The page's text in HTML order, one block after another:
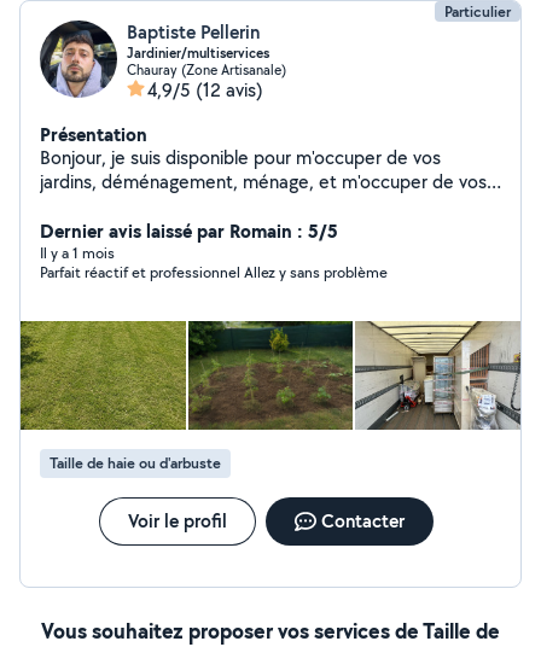
Particulier
Baptiste Pellerin
Jardinier/multiservices
Chauray (Zone Artisanale)
4,9/5 (12 avis)
Présentation
Bonjour, je suis disponible pour m'occuper de vos
jardins, déménagement, ménage, et m'occuper de vos
Dernier avis laissé par Romain : 5/5
Il y a 1 mois
Parfait réactif et professionnel Allez y sans problème
Taille de haie ou d'arbuste
Voir le profil Contacter
Vous souhaitez proposer vos services de Taille de